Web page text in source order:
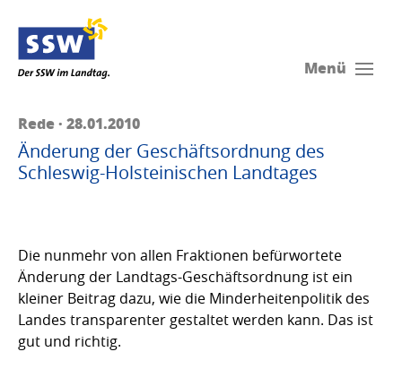
Menü
Rede · 28.01.2010
Änderung der Geschäftsordnung des
Schleswig-Holsteinischen Landtages
Die nunmehr von allen Fraktionen befürwortete
Änderung der Landtags-Geschäftsordnung ist ein
kleiner Beitrag dazu, wie die Minderheitenpolitik des
Landes transparenter gestaltet werden kann. Das ist
gut und richtig.